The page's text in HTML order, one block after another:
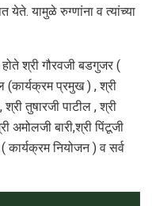
येते. यामुळे रुग्णांना व त्यांच्या
श्री गौरवजी बडगुजर (
(कार्यक्रम प्रमुख ) , श्री
तुषारजी पाटील , श्री
अमोलजी बारी,श्री पिंटूजी
कार्यक्रम नियोजन ) व सर्व